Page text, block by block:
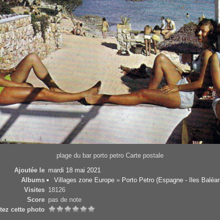
plage du bar porto petro Carte postale
Ajoutée le mardi 18 mai 2021
Albums
Villages zone Europe » Porto Petro (Espagne - Iles
Visites 18126
Score pas de note
cette photo